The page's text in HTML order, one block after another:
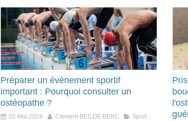
Préparer un événement sportif
important : Pourquoi consulter un
ostéopathe ?
02 Mai 2024 Clément BES DE BERC Sport